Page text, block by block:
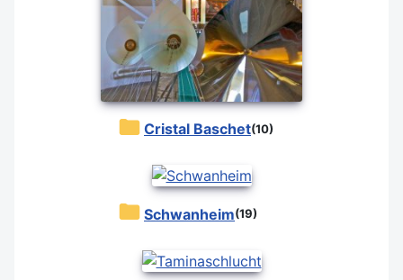
Cristal Baschet(10)
Schwanheim(19)